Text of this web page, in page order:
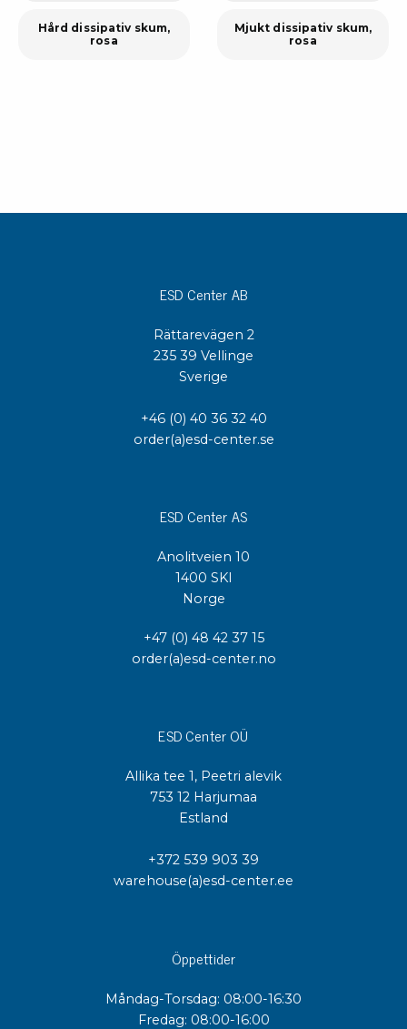
Hård dissipativ skum,
rosa
Mjukt dissipativ skum,
rosa
ESD Center AB
Rättarevägen 2
235 39 Vellinge
Sverige
+46 (0) 40 36 32 40
order(a)esd-center.se
ESD Center AS
Anolitveien 10
1400 SKI
Norge
+47 (0) 48 42 37 15
order(a)esd-center.no
ESD Center OÜ
Allika tee 1, Peetri alevik
753 12 Harjumaa
Estland
+372 539 903 39
warehouse(a)esd-center.ee
Öppettider
Måndag-Torsdag: 08:00-16:30
Fredag: 08:00-16:00